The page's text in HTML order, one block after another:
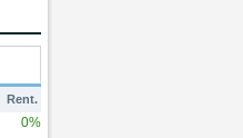
Rent.
0%